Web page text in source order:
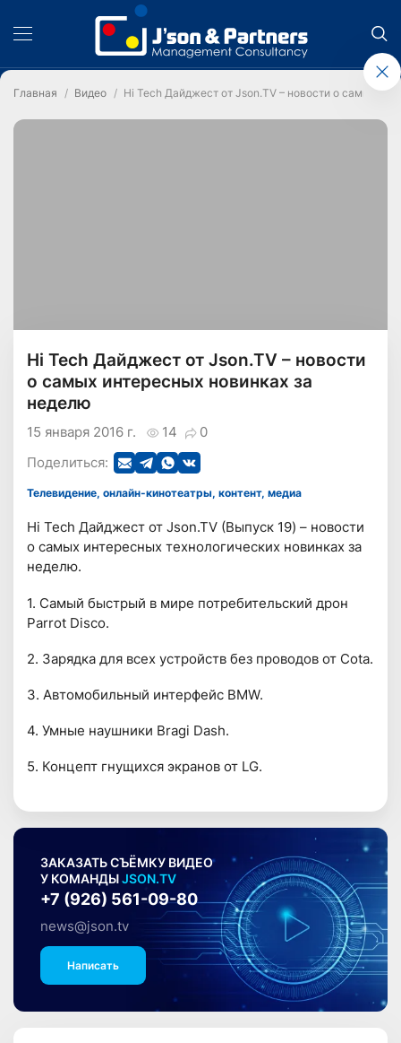
Главная Видео Hi Tech Дайджест от Json.TV – новости о самых
Hi Tech Дайджест от Json.TV – новости
о самых интересных новинках за
неделю
14 0
15 января 2016 г.
Поделиться:
Телевидение, онлайн-кинотеатры, контент, медиа
Hi Tech Дайджест от Json.TV (Выпуск 19) – новости
о самых интересных технологических новинках за
неделю.
1. Самый быстрый в мире потребительский дрон
Parrot Disco.
2. Зарядка для всех устройств без проводов от Cota.
3. Автомобильный интерфейс BMW.
4. Умные наушники Bragi Dash.
5. Концепт гнущихся экранов от LG.
ЗАКАЗАТЬ СЪЁМКУ ВИДЕО
У КОМАНДЫJSON.TV
+7 (926) 561-09-80
news@json.tv
Написать